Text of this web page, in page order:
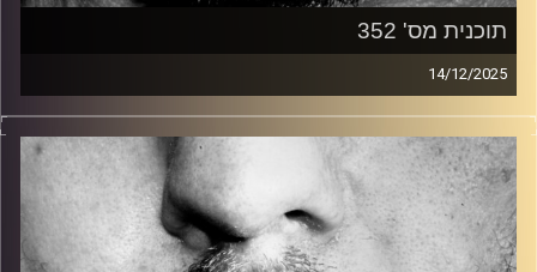
תוכנית מס' 352
14/12/2025
זיפים, מוזיקה מחוספסת של הופעות חיות. הרבה ג'אם, רוק,
בלוז, bluegrass, ג'אז, Fאנק, פרוגרסיב ואפילו אלקטרוניקה.
כל מה שחי, אמיתי ונושם.
עם שמוליק רגב.
קרדיט תמונות: David Goehring